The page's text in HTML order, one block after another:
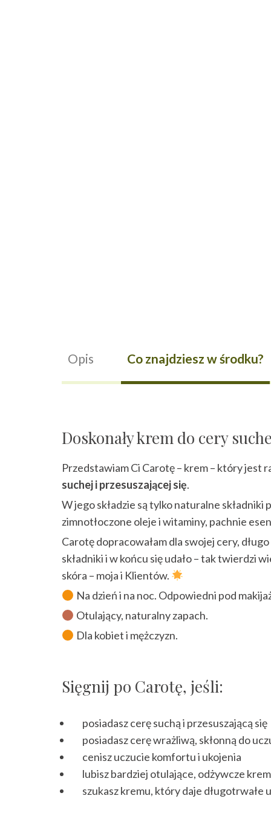
Opis Co znajdziesz w środku?
Doskonały krem do cery
Przedstawiam Ci Carotę – krem – który jest
suchej i przesuszającej się.
W jego składzie są tylko naturalne składniki
zimnotłoczone oleje i witaminy, pachnie
Carotę dopracowałam dla swojej cery,
składniki i w końcu się udało – tak twierdzi
skóra – moja i Klientów.
Na dzień i na noc. Odpowiedni pod
Otulający, naturalny zapach.
Dla kobiet i mężczyzn.
Sięgnij po Carotę, jeśli:
posiadasz cerę suchą i przesuszającą się
posiadasz cerę wrażliwą, skłonną do
cenisz uczucie komfortu i ukojenia
lubisz bardziej otulające, odżywcze
szukasz kremu, który daje długotrwałe